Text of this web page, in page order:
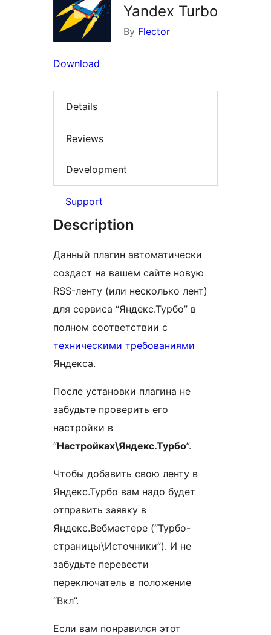
Yandex Turbo
By Flector
Download
Details
Reviews
Development
Support
Description
Данный плагин автоматически
создаст на вашем сайте новую
RSS-ленту (или несколько лент)
для сервиса “Яндекс.Турбо” в
полном соответствии с
техническими требованиями
Яндекса.
После установки плагина не
забудьте проверить его
настройки в
“Настройках\Яндекс.Турбо”.
Чтобы добавить свою ленту в
Яндекс.Турбо вам надо будет
отправить заявку в
Яндекс.Вебмастере (“Турбо-
страницы\Источники”). И не
забудьте перевести
переключатель в положение
“Вкл”.
Если вам понравился этот